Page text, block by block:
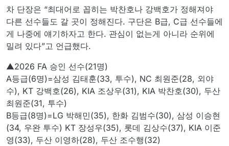
차 단장은 “최대어로 꼽히는 박찬호나 강백호가 정해져야
다른 선수들도 갈 곳이 정해진다. 구단은 B급, C급 선수들에
게 나중에 얘기하자고 한다. 관심이 없는게 아니라 순위에
밀려 있다”고 언급했다.
▲2026 FA 승인 선수(21명)
A등급(6명)=삼성 김태훈(33, 투수), NC 최원준(28, 외야
수), KT 강백호(26), KIA 조상우(31), KIA 박찬호(30), 두산
최원준(31, 투수)
B등급(8명)=LG 박해민(35), 한화 김범수(30), 삼성 이승현
(34, 우완 투수) KT 장성우(35), 롯데 김상수(37), KIA 이준
영(33), 두산 이영하(28), 두산 조수행(32)